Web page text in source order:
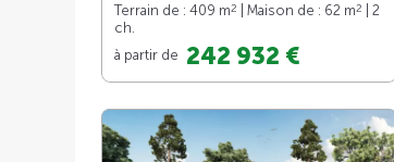
Terrain de : 409 m2 | Maison de : 62 m2
| 2
ch.
à partir de 242 932 €